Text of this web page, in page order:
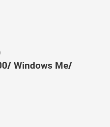
Windows Me/